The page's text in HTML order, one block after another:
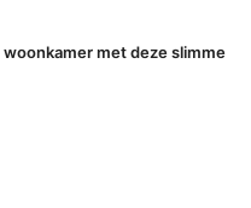
met deze slimme